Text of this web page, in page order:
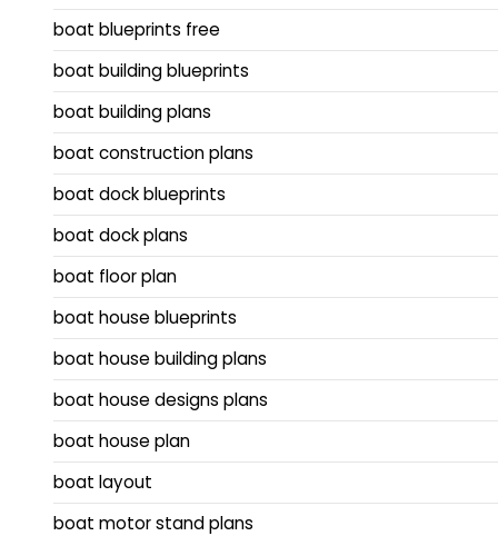
boat blueprints free
boat building blueprints
boat building plans
boat construction plans
boat dock blueprints
boat dock plans
boat floor plan
boat house blueprints
boat house building plans
boat house designs plans
boat house plan
boat layout
boat motor stand plans